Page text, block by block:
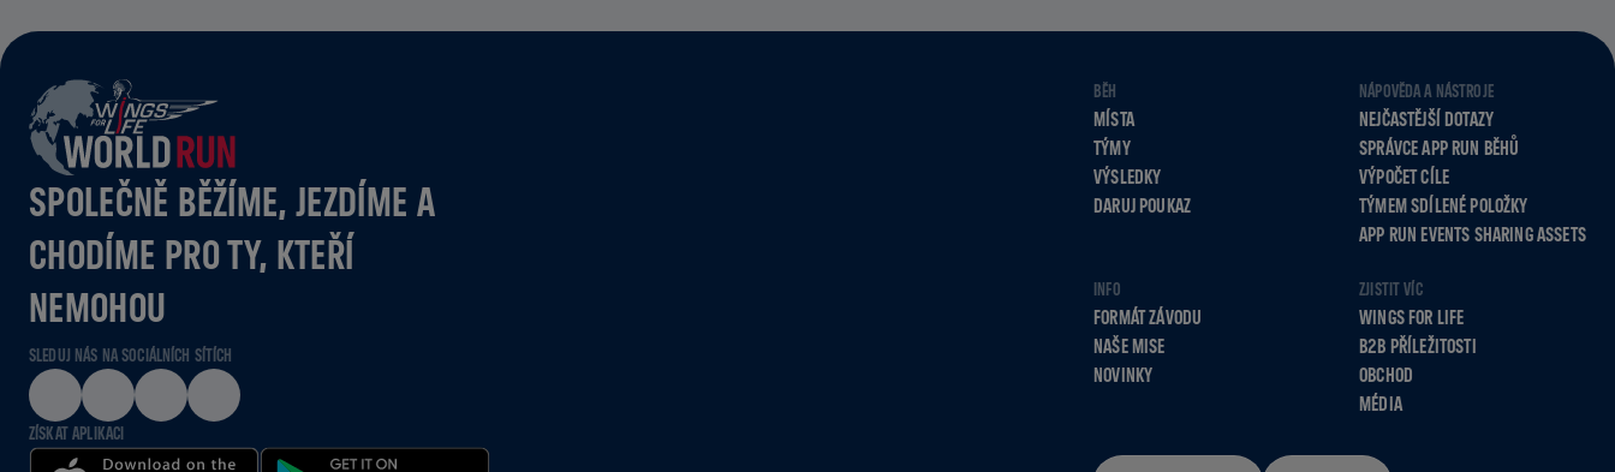
SPOLEČNĚ BĚŽÍME, JEZDÍME A
CHODÍME PRO TY, KTEŘÍ
NEMOHOU
SLEDUJ NÁS NA SOCIÁLNÍCH SÍTÍCH
ZÍSKAT APLIKACI
BĚH
MÍSTA
TÝMY
VÝSLEDKY
DARUJ POUKAZ
NÁPOVĚDA A NÁSTROJE
NEJČASTĚJŠÍ DOTAZY
SPRÁVCE APP RUN BĚHŮ
VÝPOČET CÍLE
TÝMEM SDÍLENÉ POLOŽKY
APP RUN EVENTS SHARING ASSETS
INFO
FORMÁT ZÁVODU
NAŠE MISE
NOVINKY
ZJISTIT VÍC
WINGS FOR LIFE
B2B PŘÍLEŽITOSTI
OBCHOD
MÉDIA